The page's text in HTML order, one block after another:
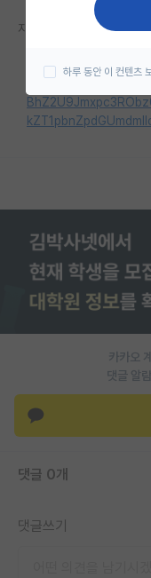
대학원생 모집 게시
연구실(PI) 홍보
석박사 채용 정보
취업 게시판
임용 후기 게시판
PI 전용 게시판
특수/전문대학원
학술 정보 게시판
홍보 게시판
자세한 내용은 홈페이지를
https://
카카오
댓글 알
댓글 0개
댓글쓰기
하루 동안 이 컨텐츠